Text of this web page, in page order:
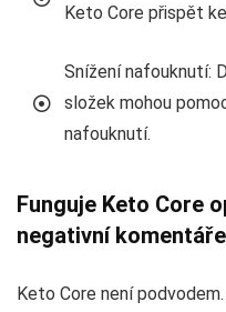
Keto Core přispět
Snížení nafouknutí:
složek mohou
nafouknutí.
Funguje Keto Core
negativní
Keto Core není